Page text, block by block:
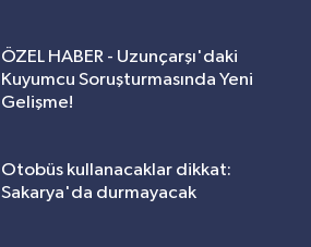
ÖZEL HABER - Uzunçarşı'daki
Kuyumcu Soruşturmasında Yeni
Gelişme!
Otobüs kullanacaklar dikkat:
Sakarya'da durmayacak